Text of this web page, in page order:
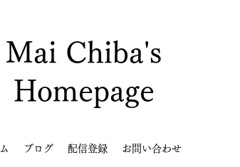
Mai Chiba's
Homepage
ブログ 配信登録 お問い合わせ